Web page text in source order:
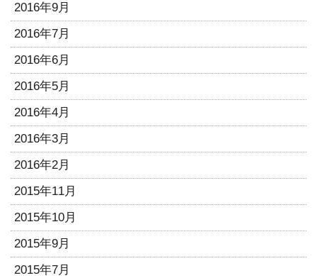
2016年9月
2016年7月
2016年6月
2016年5月
2016年4月
2016年3月
2016年2月
2015年11月
2015年10月
2015年9月
2015年7月